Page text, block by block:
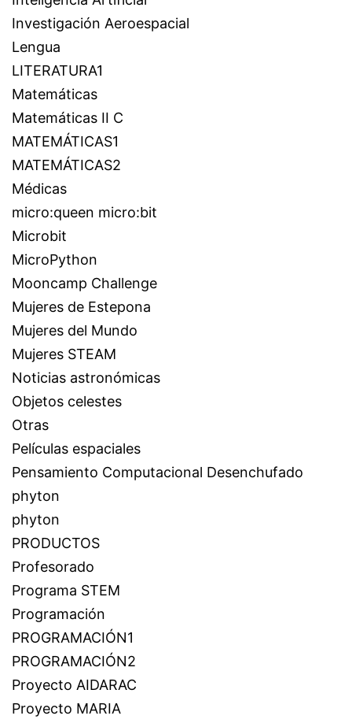
Investigación Aeroespacial
Lengua
LITERATURA1
Matemáticas
Matemáticas II C
MATEMÁTICAS1
MATEMÁTICAS2
Médicas
micro:queen micro:bit
Microbit
MicroPython
Mooncamp Challenge
Mujeres de Estepona
Mujeres del Mundo
Mujeres STEAM
Noticias astronómicas
Objetos celestes
Otras
Películas espaciales
Pensamiento Computacional Desenchufado
phyton
phyton
PRODUCTOS
Profesorado
Programa STEM
Programación
PROGRAMACIÓN1
PROGRAMACIÓN2
Proyecto AIDARAC
Proyecto MARIA